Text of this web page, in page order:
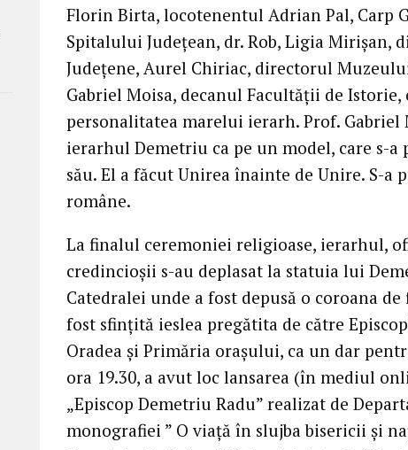
Florin Birta, locotenentul Adrian Pal, Carp
Spitalului Județean, dr. Rob, Ligia Mirișan,
Județene, Aurel Chiriac, directorul
Gabriel Moisa, decanul Facultății de Istorie,
personalitatea marelui ierarh. Prof. Gabriel
ierarhul Demetriu ca pe un model, care s-
său. El a făcut Unirea înainte de Unire. S-a
române.
La finalul ceremoniei religioase, ierarhul,
credincioșii s-au deplasat la statuia lui
Catedralei unde a fost depusă o coroana
fost sfințită ieslea pregătita de către
Oradea și Primăria orașului, ca un dar
ora 19.30, a avut loc lansarea (în mediul
„Episcop Demetriu Radu” realizat de
monografiei ” O viață în slujba bisericii și